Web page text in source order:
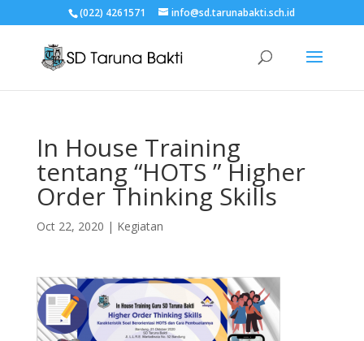
(022) 4261571 info@sd.tarunabakti.sch.id
In House Training
tentang “HOTS ” Higher
Order Thinking Skills
Oct 22, 2020 | Kegiatan